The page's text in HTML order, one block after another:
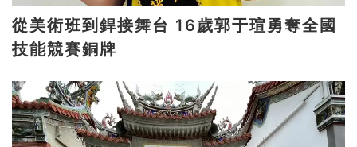
從美術班到銲接舞台 16歲郭于瑄勇奪全國
技能競賽銅牌